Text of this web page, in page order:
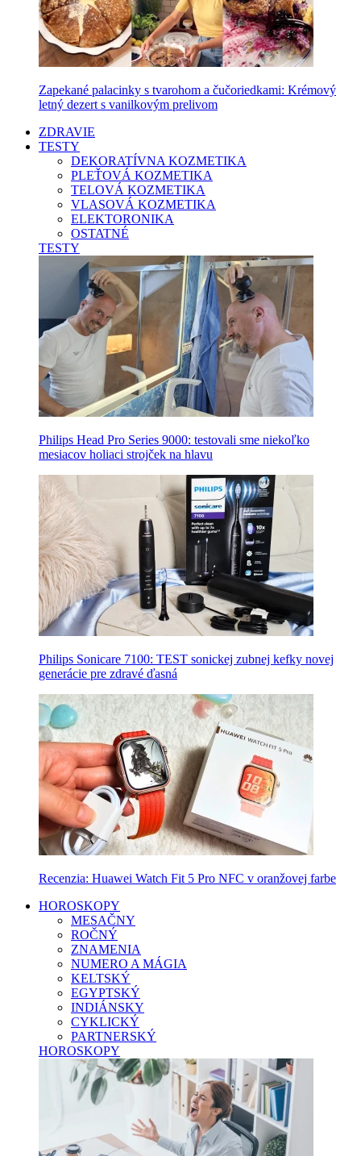
Zapekané palacinky s tvarohom a čučoriedkami: Krémový
letný dezert s vanilkovým prelivom
ZDRAVIE
TESTY
DEKORATÍVNA KOZMETIKA
PLEŤOVÁ KOZMETIKA
TELOVÁ KOZMETIKA
VLASOVÁ KOZMETIKA
ELEKTORONIKA
OSTATNÉ
TESTY
Philips Head Pro Series 9000: testovali sme niekoľko
mesiacov holiaci strojček na hlavu
Philips Sonicare 7100: TEST sonickej zubnej kefky novej
generácie pre zdravé ďasná
Recenzia: Huawei Watch Fit 5 Pro NFC v oranžovej farbe
HOROSKOPY
MESAČNY
ROČNÝ
ZNAMENIA
NUMERO A MÁGIA
KELTSKÝ
EGYPTSKÝ
INDIÁNSKY
CYKLICKÝ
PARTNERSKÝ
HOROSKOPY